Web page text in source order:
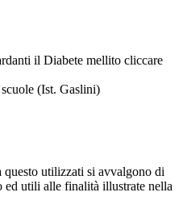
il Diabete mellito cliccare
(Ist. Gaslini)
utilizzati si avvalgono di
ed utili alle finalità illustrate nella